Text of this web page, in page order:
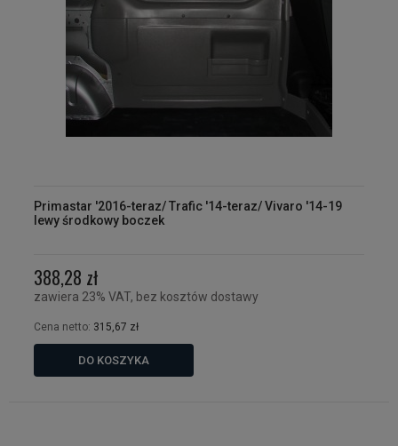
Primastar '2016-teraz/ Trafic '14-teraz/ Vivaro '14-19
lewy środkowy boczek
388,28 zł
zawiera 23% VAT, bez kosztów dostawy
Cena netto: 315,67 zł
DO KOSZYKA